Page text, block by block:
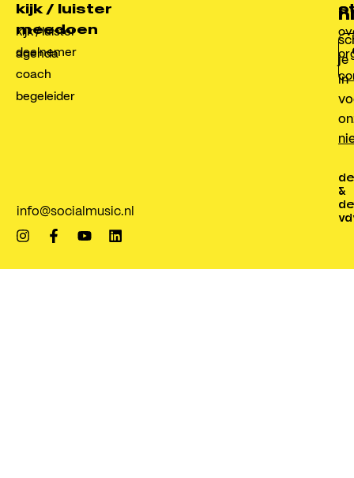
meedoen
deelnemer
coach
begeleider
kijk / luister
kijk / luister
agenda
je
in
info@socialmusic.nl
&